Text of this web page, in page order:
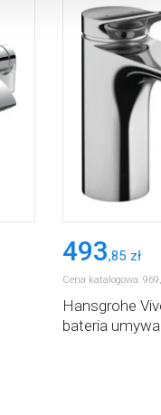
493,85 zł
Cena katalogowa: 969,
Hansgrohe
bateria